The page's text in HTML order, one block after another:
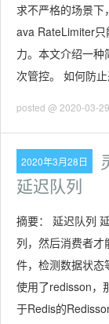
求不严格的场景
ava RateLimiter
力。本文介绍一
次管控。 如何防
posted @ 2020-03-
2020年3月28日
延迟队列
摘要： 延迟队列
列，然后消费者才
件，检测数据状
使用了redisson，
于Redis的